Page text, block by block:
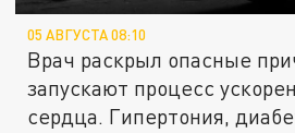
05 АВГУСТА 08:10
Врач раскрыл опасные
запускают процесс
сердца. Гипертония,